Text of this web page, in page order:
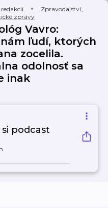
Zpravodajství,
zprávy
Vavro:
ľudí, ktorých
zocelila.
odolnosť sa
inak
podcast